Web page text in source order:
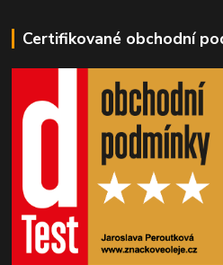
Certifikované obchodní